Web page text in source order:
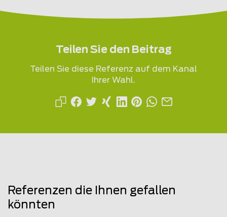
Teilen Sie den Beitrag
Teilen Sie diese Referenz auf dem Kanal
Ihrer Wahl.
Referenzen die Ihnen gefallen
könnten